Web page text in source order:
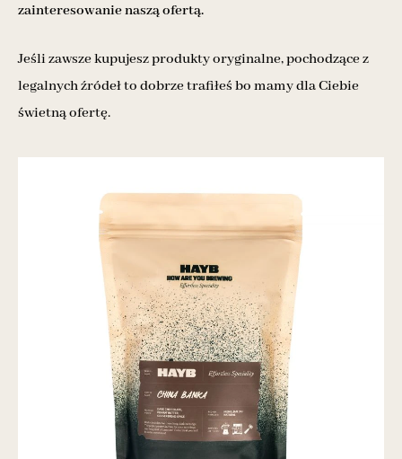
zainteresowanie naszą ofertą.
Jeśli zawsze kupujesz produkty oryginalne, pochodzące z
legalnych źródeł to dobrze trafiłeś bo mamy dla Ciebie
świetną ofertę.